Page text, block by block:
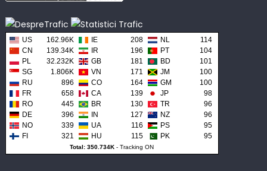
US 162.96K IE 208 NL
114
CN
139.34K IR 196 PT
104
PL
32.232K GB 181 BD
101
SG
1.806K VN 171 JM
100
RU
896 CO 164 GM
100
FR
658 CA 139 JP
98
RO
445 BR 130 TR
96
DE
396 IN 127 NZ
96
NO
339 UA 116 PS
95
FI
321 HU 115 PK 95
Total: 350.734K -Tracking ON